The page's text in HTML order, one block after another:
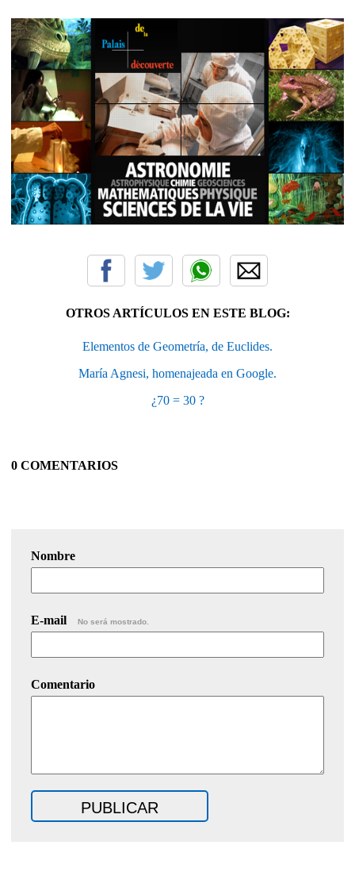
OTROS ARTÍCULOS EN ESTE BLOG:
Elementos de Geometría, de Euclides.
María Agnesi, homenajeada en Google.
¿70 = 30 ?
0 COMENTARIOS
Nombre
E-mail No será mostrado.
Comentario